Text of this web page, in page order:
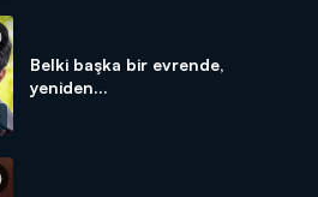
Belki başka bir evrende,
yeniden...